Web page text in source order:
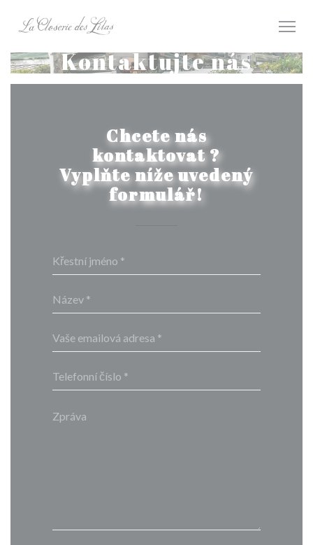
Kontaktujte nás
Chcete nás
kontaktovat ?
Vyplňte níže uvedený
formulář!